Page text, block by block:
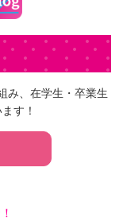
み、在学生・卒業生
す！